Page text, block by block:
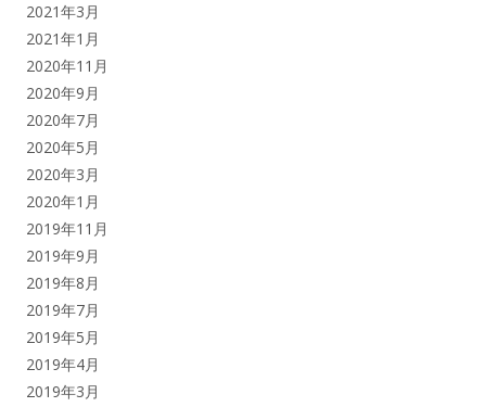
2021年3月
2021年1月
2020年11月
2020年9月
2020年7月
2020年5月
2020年3月
2020年1月
2019年11月
2019年9月
2019年8月
2019年7月
2019年5月
2019年4月
2019年3月